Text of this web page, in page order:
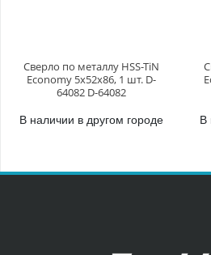
Сверло по металлу HSS-TiN
Economy 5х52x86, 1 шт. D-
64082 D-64082
В наличии в другом городе В